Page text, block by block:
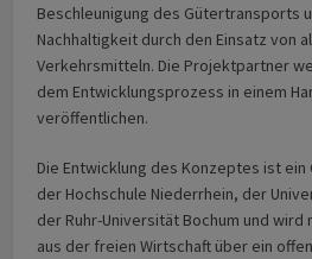
Beschleunigung des Gütertransports
Nachhaltigkeit durch den Einsatz von
Verkehrsmitteln. Die Projektpartner
dem Entwicklungsprozess in einem
veröffentlichen.
Die Entwicklung des Konzeptes ist
der Hochschule Niederrhein, der
der Ruhr-Universität Bochum und wird
aus der freien Wirtschaft über ein